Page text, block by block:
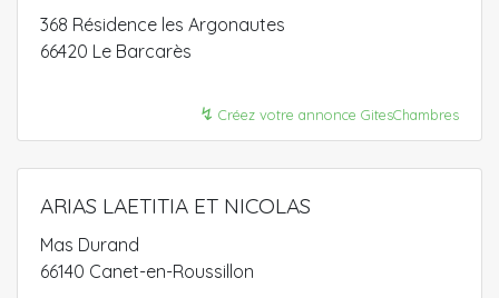
368 Résidence les Argonautes
66420 Le Barcarès
↯ Créez votre annonce GitesChambres
ARIAS LAETITIA ET NICOLAS
Mas Durand
66140 Canet-en-Roussillon